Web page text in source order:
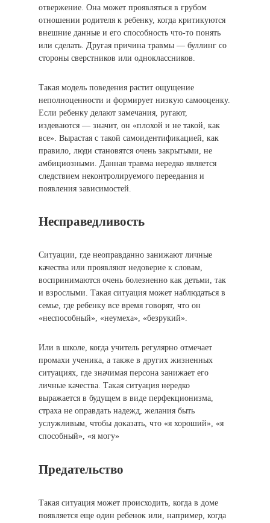
отвержение. Она может проявляться в грубом
отношении родителя к ребенку, когда критикуются
внешние данные и его способность что-то понять
или сделать. Другая причина травмы — буллинг со
стороны сверстников или одноклассников.
Такая модель поведения растит ощущение
неполноценности и формирует низкую самооценку.
Если ребенку делают замечания, ругают,
издеваются — значит, он «плохой и не такой, как
все». Вырастая с такой самоидентификацией, как
правило, люди становятся очень закрытыми, не
амбициозными. Данная травма нередко является
следствием неконтролируемого переедания и
появления зависимостей.
Несправедливость
Ситуации, где неоправданно занижают личные
качества или проявляют недоверие к словам,
воспринимаются очень болезненно как детьми, так
и взрослыми. Такая ситуация может наблюдаться в
семье, где ребенку все время говорят, что он
«неспособный», «неумеха», «безрукий».
Или в школе, когда учитель регулярно отмечает
промахи ученика, а также в других жизненных
ситуациях, где значимая персона занижает его
личные качества. Такая ситуация нередко
выражается в будущем в виде перфекционизма,
страха не оправдать надежд, желания быть
услужливым, чтобы доказать, что «я хороший», «я
способный», «я могу»
Предательство
Такая ситуация может происходить, когда в доме
появляется еще один ребенок или, например, когда